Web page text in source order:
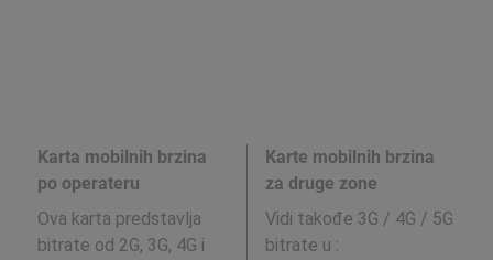
Karta mobilnih brzina
po operateru
Ova karta predstavlja
bitrate od 2G, 3G, 4G i
Karte mobilnih brzina
za druge zone
Vidi takođe 3G / 4G / 5G
bitrate u :